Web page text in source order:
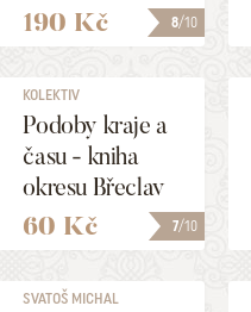
8/10
190 Kč
7/10
KOLEKTIV
Podoby kraje a
času - kniha
okresu Břeclav
60 Kč
SVATOŠ MICHAL